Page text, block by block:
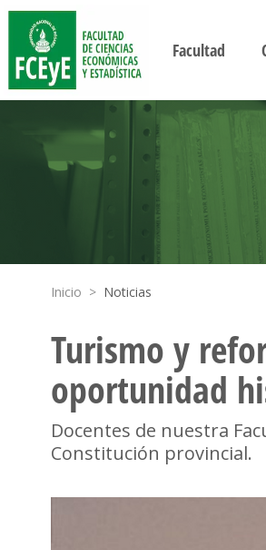
Facultad
Inicio > Noticias
Turismo y
oportunidad
Docentes de nuestra
Constitución provincial.